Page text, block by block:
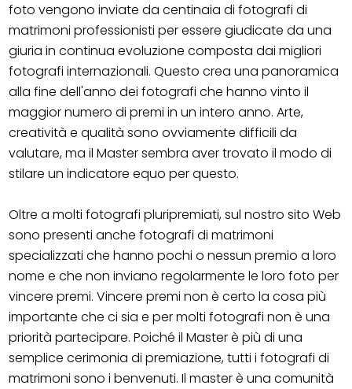
foto vengono inviate da centinaia di fotografi di
matrimoni professionisti per essere giudicate da una
giuria in continua evoluzione composta dai migliori
fotografi internazionali. Questo crea una panoramica
alla fine dell'anno dei fotografi che hanno vinto il
maggior numero di premi in un intero anno. Arte,
creatività e qualità sono ovviamente difficili da
valutare, ma il Master sembra aver trovato il modo di
stilare un indicatore equo per questo.
Oltre a molti fotografi pluripremiati, sul nostro sito Web
sono presenti anche fotografi di matrimoni
specializzati che hanno pochi o nessun premio a loro
nome e che non inviano regolarmente le loro foto per
vincere premi. Vincere premi non è certo la cosa più
importante che ci sia e per molti fotografi non è una
priorità partecipare. Poiché il Master è più di una
semplice cerimonia di premiazione, tutti i fotografi di
matrimoni sono i benvenuti. Il master è una comunità